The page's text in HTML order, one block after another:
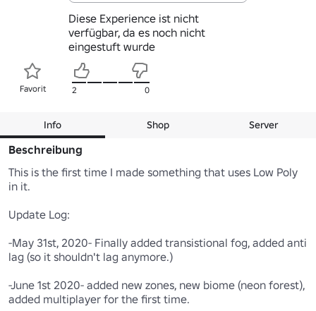
Diese Experience ist nicht
verfügbar, da es noch nicht
eingestuft wurde
Favorit 2 0
Info Shop Server
Beschreibung
This is the first time I made something that uses Low Poly
in it.
Update Log:
-May 31st, 2020- Finally added transistional fog, added anti
lag (so it shouldn't lag anymore.)
-June 1st 2020- added new zones, new biome (neon forest),
added multiplayer for the first time.